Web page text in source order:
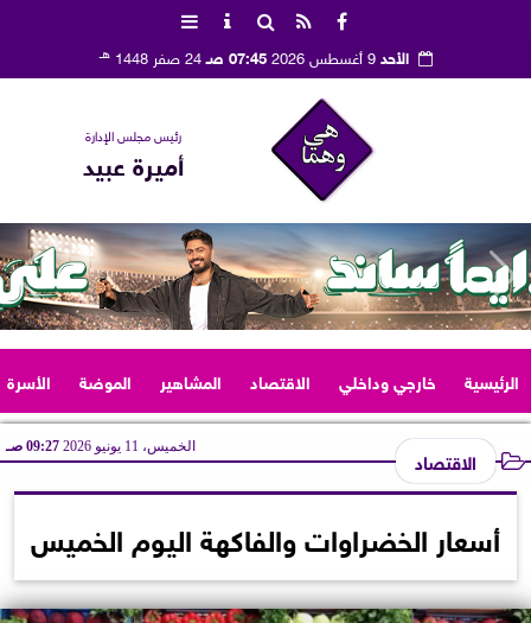
الأحد9 أغسطس 2026 07:45 صـ 24 صفر 1448 هـ
رئيس مجلس الإدارة
أميرة عبيد
الرئيسية خارجي وداخلي الاقتصاد المشاهير الموضة الأسرة
الاقتصاد الخميس، 11 يونيو 2026 09:27 صـ
أسعار الخضراوات والفاكهة اليوم الخميس